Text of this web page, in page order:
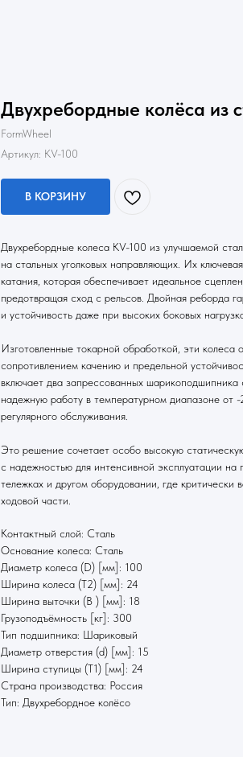
Двухребордные колёса из
FormWheel
Артикул: KV-100
В КОРЗИНУ
Двухребордные колеса KV-100 из улучшаемой
на стальных уголковых направляющих. Их
катания, которая обеспечивает идеальное
предотвращая сход с рельсов. Двойная реборда
и устойчивость даже при высоких боковых
Изготовленные токарной обработкой, эти колеса
сопротивлением качению и предельной
включает два запрессованных шарикоподшипника
надежную работу в температурном диапазоне от
регулярного обслуживания.
Это решение сочетает особо высокую
с надежностью для интенсивной эксплуатации на
тележках и другом оборудовании, где критически
ходовой части.
Контактный слой: Сталь
Основание колеса: Сталь
Диаметр колеса (D) [мм]: 100
Ширина колеса (T2) [мм]: 24
Ширина выточки (B ) [мм]: 18
Грузоподъёмность [кг]: 300
Тип подшипника: Шариковый
Диаметр отверстия (d) [мм]: 15
Ширина ступицы (T1) [мм]: 24
Страна производства: Россия
Тип: Двухребордное колёсо